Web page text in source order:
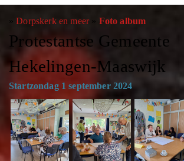
»Dorpskerk en meer» Foto album
Protestantse Gemeente
Hekelingen-Maaswijk
Startzondag 1 september 2024